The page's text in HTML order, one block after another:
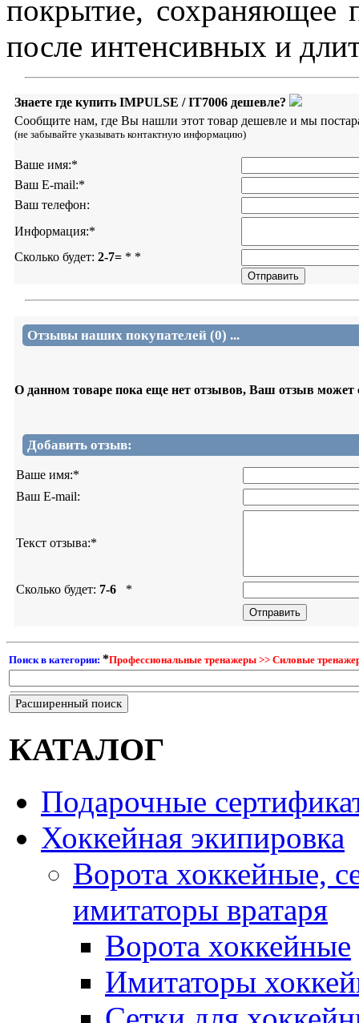
покрытие, сохраняющее
после интенсивных и
Знаете где купить IMPULSE / IT7006 дешевле?
Сообщите нам, где Вы нашли этот товар дешевле и мы
(не забывайте указывать контактную информацию)
Ваше имя:*
Ваш E-mail:*
Ваш телефон:
Информация:*
Сколько будет: 2-7= * *
Отзывы наших покупателей (0) ...
О данном товаре пока еще нет отзывов, Ваш отзыв может
Добавить отзыв:
Ваше имя:*
Ваш E-mail:
Текст отзыва:*
Сколько будет: 7-6 *
Поиск в категории: *Профессиональные тренажеры >> Силовые
Расширенный поиск
КАТАЛОГ
Подарочные
Хоккейная экипировка
Ворота хоккейные,
имитаторы вратаря
Ворота хоккейные
Имитаторы